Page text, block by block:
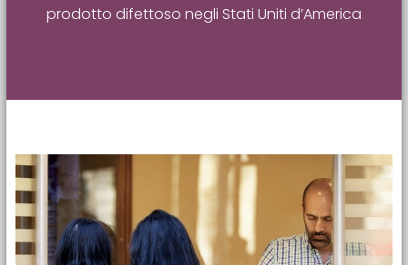
prodotto difettoso negli Stati Uniti d’America